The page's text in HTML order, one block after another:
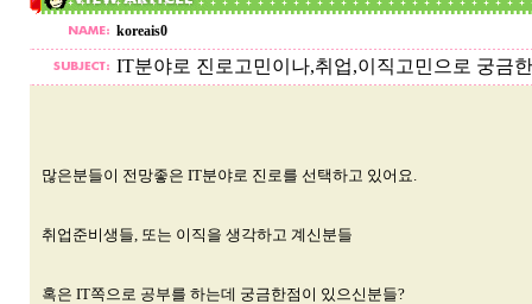
koreais0
IT분야로 진로고민이나,취업,이직고민으로 궁금
많은분들이 전망좋은 IT분야로 진로를 선택하고 있어요.
취업준비생들, 또는 이직을 생각하고 계신분들
혹은 IT쪽으로 공부를 하는데 궁금한점이 있으신분들?